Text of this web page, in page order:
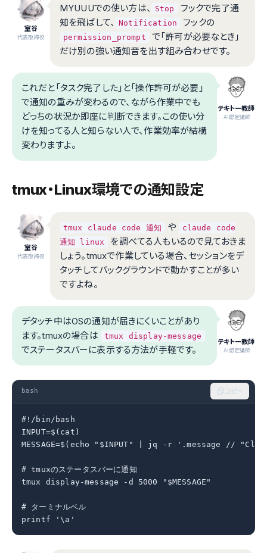
室谷
代表取締役
MYUUUでの使い方は、 Stop
フックで完了通
知を飛ばして、
Notification フックの
permission_prompt
で「許可が必要なとき」
だけ別の強い通知音を出す組み合わせです。
テキトー教師
.AI認定講師
これだと「タスク完了した」と「操作許可が必要」
で通知の重みが変わるので、ながら作業中でも
どっちの状況か即座に判断できます。この使い分
けを知ってる人と知らない人で、作業効率が結構
変わりますよ。
tmux・Linux環境での通知設定
室谷
代表取締役
tmux claude code 通知 や
claude code
通知 linux
を調べてる人もいるので見ておきま
しょう。tmuxで作業している場合、セッションをデ
タッチしてバックグラウンドで動かすことが多い
ですよね。
テキトー教師
.AI認定講師
デタッチ中はOSの通知が届きにくいことがあり
ます。tmuxの場合は
tmux display-message
でステータスバーに表示する方法が手軽です。
bash コピー
#!/bin/bash
INPUT=$(cat)
MESSAGE=$(echo "$INPUT" | jq -r '.message //
# tmuxのステータスバーに通知
tmux display-message -d 5000 "$MESSAGE"
# ターミナルベル
printf '\a'